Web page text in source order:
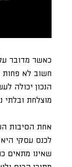
כאשר מדובר
חשוב לא פחות
הנכון יכולה
מוצלחת
אחת הסיבות
לכנס עסקי
שאינו מתאים